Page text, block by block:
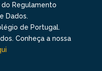
Regulamento
Dados.
de Portugal.
Conheça a nossa